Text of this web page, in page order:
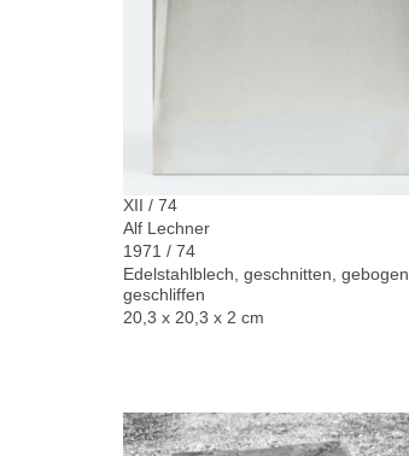
XII / 74
Alf Lechner
1971 / 74
Edelstahlblech, geschnitten, gebogen,
geschliffen
20,3 x 20,3 x 2 cm